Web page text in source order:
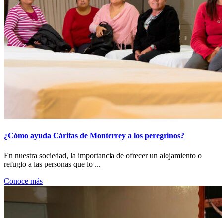
¿Cómo ayuda Cáritas de Monterrey a los peregrinos?
En nuestra sociedad, la importancia de ofrecer un alojamiento o
refugio a las personas que lo ...
Conoce más